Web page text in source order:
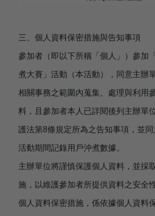
三、個人資料保密措施與告知事項
參加者（即以下所稱「個人」）參加
煮大賽」活動（本活動），同意主辦
相關事務之範圍內蒐集、處理與利用
料，且參加者本人已詳閱後列主辦單
護法第8條規定所為之告知事項，並
活動期間記錄用戶沖煮數據。
主辦單位將謹慎保護個人資料，並採
施，以維護參加者所提供資料之安全
個人資料保密措施，係依據個人資料